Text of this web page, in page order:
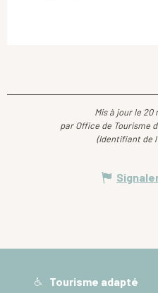
Mis à jour le 20
par Office de Tourisme
(Identifiant de
Tourisme adapté